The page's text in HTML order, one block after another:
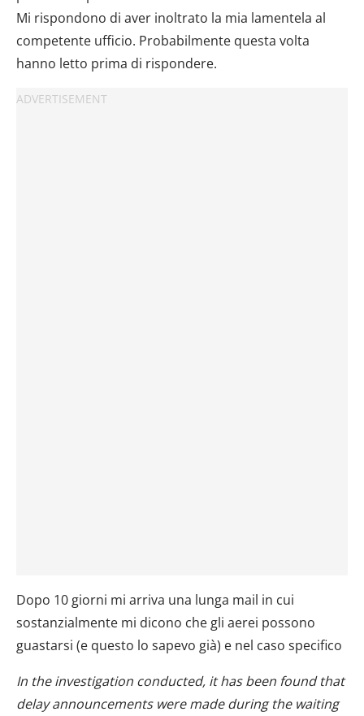
Mi rispondono di aver inoltrato la mia lamentela al
competente ufficio. Probabilmente questa volta
hanno letto prima di rispondere.
Dopo 10 giorni mi arriva una lunga mail in cui
sostanzialmente mi dicono che gli aerei possono
guastarsi (e questo lo sapevo già) e nel caso specifico
In the investigation conducted, it has been found that
delay announcements were made during the waiting